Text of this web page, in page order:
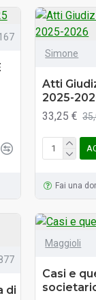
Simone
Atti
2025-
33,25 €
Fai una
di
Maggioli
Casi e